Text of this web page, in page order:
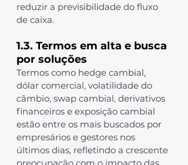
reduzir a previsibilidade do fluxo
de caixa.
1.3. Termos em alta e busca
por soluções
Termos como hedge cambial,
dólar comercial, volatilidade do
câmbio, swap cambial, derivativos
financeiros e exposição cambial
estão entre os mais buscados por
empresários e gestores nos
últimos dias, refletindo a crescente
preocupação com o impacto das